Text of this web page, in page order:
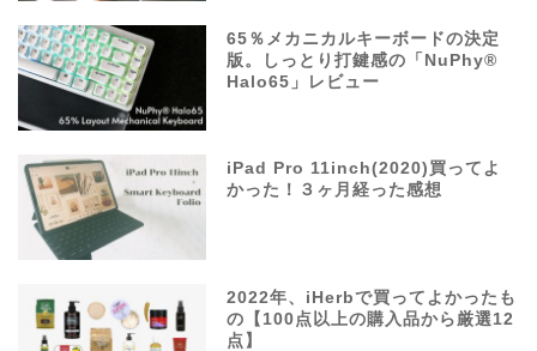
65％メカニカルキーボードの決定
版。しっとり打鍵感の「NuPhy®
Halo65」レビュー
iPad Pro 11inch(2020)買ってよ
かった！３ヶ月経った感想
2022年、iHerbで買ってよかったも
の【100点以上の購入品から厳選12
点】